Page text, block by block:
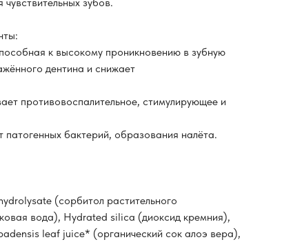
к высокому проникновению в зубную
дентина и снижает
противовоспалительное, стимулирующее и
бактерий, образования налёта.
(сорбитол растительного
вода), Hydrated silica (диоксид кремния),
leaf juice* (органический сок алоэ вера),